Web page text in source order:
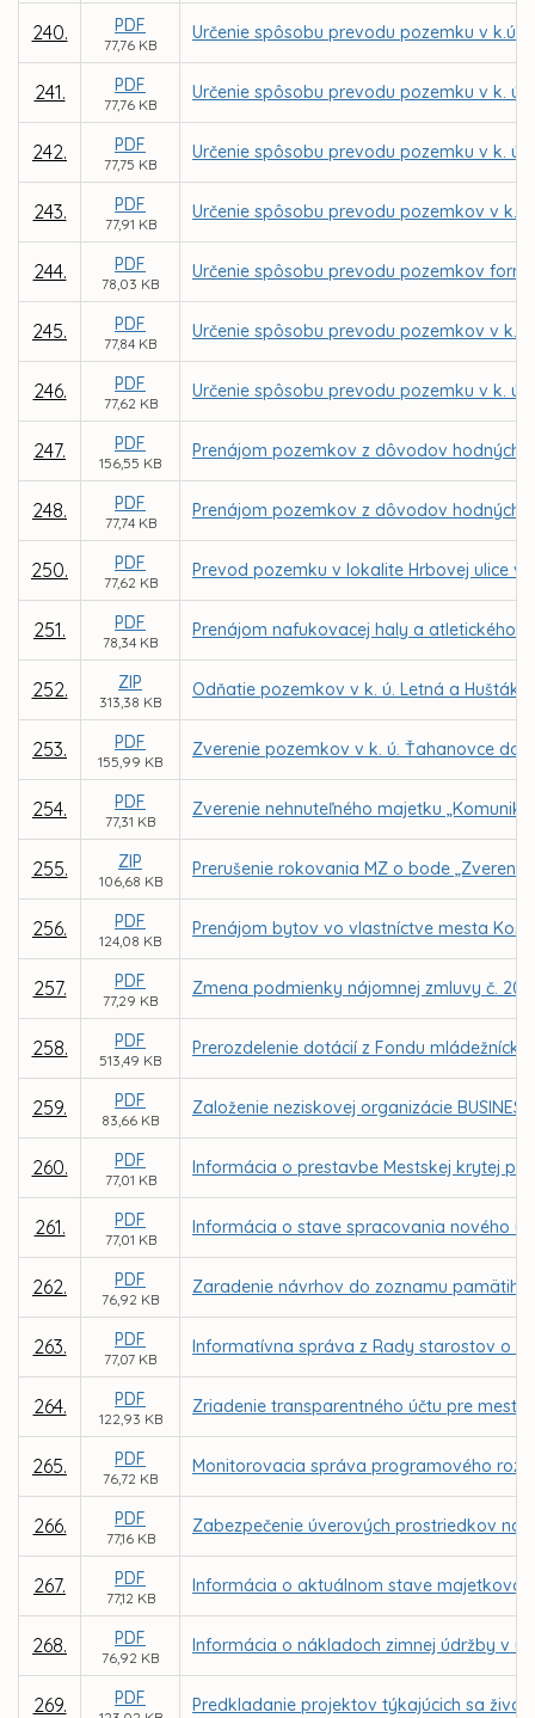
240. PDF
77,76 KB
Určenie spôsobu prevodu pozemku v k.ú.
241. PDF
77,76 KB
Určenie spôsobu prevodu pozemku v k.
242. PDF
77,75 KB
Určenie spôsobu prevodu pozemku v k.
243. PDF
77,91 KB
Určenie spôsobu prevodu pozemkov v k.
244. PDF
78,03 KB
Určenie spôsobu prevodu pozemkov
245. PDF
77,84 KB
Určenie spôsobu prevodu pozemkov v k.
246. PDF
77,62 KB
Určenie spôsobu prevodu pozemku v k.
247. PDF
156,55 KB
Prenájom pozemkov z dôvodov hodných
248. PDF
77,74 KB
Prenájom pozemkov z dôvodov hodných
250. PDF
77,62 KB
Prevod pozemku v lokalite Hrbovej ulice v
251. PDF
78,34 KB
Prenájom nafukovacej haly a atletického
252. ZIP
313,38 KB
Odňatie pozemkov v k. ú. Letná a
253. PDF
155,99 KB
Zverenie pozemkov v k. ú. Ťahanovce do
254. PDF
77,31 KB
Zverenie nehnuteľného majetku
255. ZIP
106,68 KB
Prerušenie rokovania MZ o bode
256. PDF
124,08 KB
Prenájom bytov vo vlastníctve mesta
257. PDF
77,29 KB
Zmena podmienky nájomnej zmluvy č.
258. PDF
513,49 KB
Prerozdelenie dotácií z Fondu
259. PDF
83,66 KB
Založenie neziskovej organizácie
260. PDF
77,01 KB
Informácia o prestavbe Mestskej krytej
261. PDF
77,01 KB
Informácia o stave spracovania nového
262. PDF
76,92 KB
Zaradenie návrhov do zoznamu
263. PDF
77,07 KB
Informatívna správa z Rady starostov o
264. PDF
122,93 KB
Zriadenie transparentného účtu pre
265. PDF
76,72 KB
Monitorovacia správa programového
266. PDF
77,16 KB
Zabezpečenie úverových prostriedkov na
267. PDF
77,12 KB
Informácia o aktuálnom stave
268. PDF
76,92 KB
Informácia o nákladoch zimnej údržby v
269. PDF Predkladanie projektov týkajúcich sa